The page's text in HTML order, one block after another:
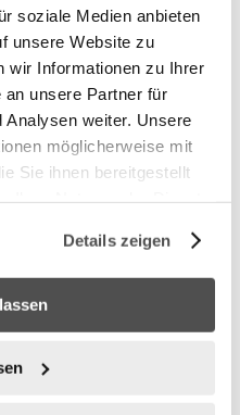
soziale Medien anbieten
unsere Website zu
wir Informationen zu Ihrer
an unsere Partner für
Analysen weiter. Unsere
möglicherweise mit
Sie ihnen bereitgestellt
Details zeigen
Jetzt kaufen